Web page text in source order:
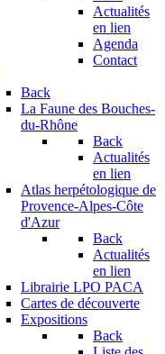
Actualités
en lien
Agenda
Contact
Back
La Faune des Bouches-
du-Rhône
Back
Actualités
en lien
Atlas herpétologique de
Provence-Alpes-Côte
d'Azur
Back
Actualités
en lien
Librairie LPO PACA
Cartes de découverte
Expositions
Back